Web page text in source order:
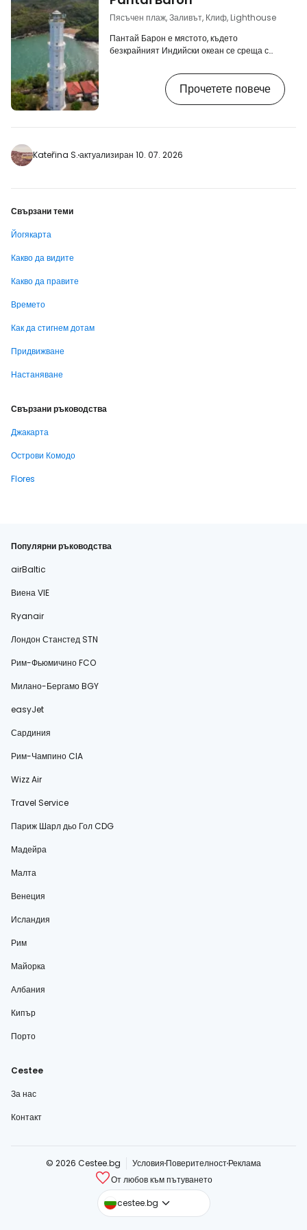
забележителности. [btn "Резервирайте
хотела си в Йогякарта предварително"
Пясъчен плаж, Заливът, Клиф, Lighthouse
Пантай Барон е мястото, където
безкрайният Индийски океан се среща с
създавайки уютно малко заливче с пясъчен
плаж и туристическо селище. [btn "10-те
най-добри хотела в Джокякарта"
леснодостъпно място по крайбрежието на
Джокякарта. Какво да правите в Пантай
Прочетете повече
Kateřina S.актуализиран 10. 07. 2026
Свързани теми
Йогякарта
Какво да видите
Какво да правите
Времето
Как да стигнем дотам
Придвижване
Настаняване
Свързани ръководства
Джакарта
Острови Комодо
Flores
Популярни ръководства
airBaltic
Виена VIE
Ryanair
Лондон Станстед STN
Рим-Фьюмичино FCO
Милано-Бергамо BGY
easyJet
Сардиния
Рим-Чампино CIA
Wizz Air
Travel Service
Париж Шарл дьо Гол CDG
Мадейра
Малта
Венеция
Исландия
Рим
Майорка
Албания
Кипър
Порто
Cestee
За нас
Контакт
© 2026 Cestee.bg Условия ПоверителностРеклама
От любов към пътуването
cestee.bg
cestee.com
cestee.sk